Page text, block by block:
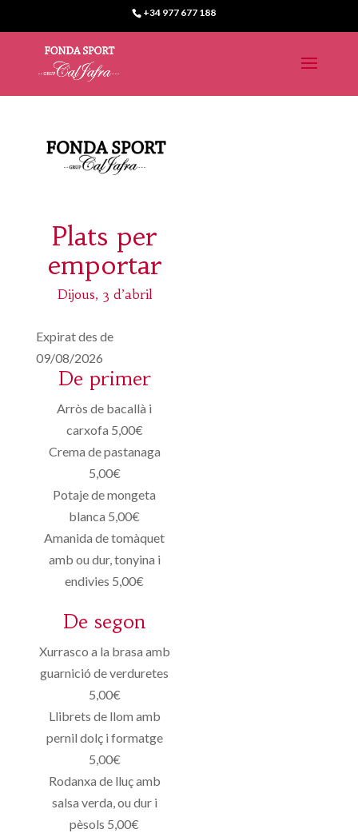
+34 977 677 188
Plats per
emportar
Dijous, 3 d’abril
Expirat des de
09/08/2026
De primer
Arròs de bacallà i
carxofa 5,00€
Crema de pastanaga
5,00€
Potaje de mongeta
blanca 5,00€
Amanida de tomàquet
amb ou dur, tonyina i
endivies 5,00€
De segon
Xurrasco a la brasa amb
guarnició de verduretes
5,00€
Llibrets de llom amb
pernil dolç i formatge
5,00€
Rodanxa de lluç amb
salsa verda, ou dur i
pèsols 5,00€